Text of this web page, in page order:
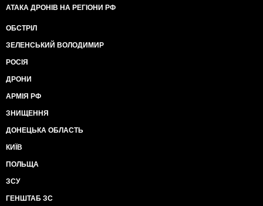
АТАКА ДРОНІВ НА РЕГІОНИ РФ
ОБСТРІЛ
ЗЕЛЕНСЬКИЙ ВОЛОДИМИР
РОСІЯ
ДРОНИ
АРМІЯ РФ
ЗНИЩЕННЯ
ДОНЕЦЬКА ОБЛАСТЬ
КИЇВ
ПОЛЬЩА
ЗСУ
ГЕНШТАБ ЗС